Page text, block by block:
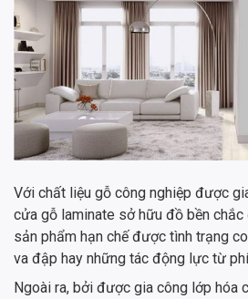
Với chất liệu gỗ công nghiệp được
cửa gỗ laminate sở hữu đồ bền
sản phẩm hạn chế được tình trạng
va đập hay những tác động lực từ
Ngoài ra, bởi được gia công lớp hóa